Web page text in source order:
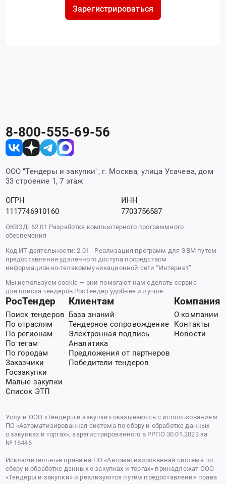
Зарегистрироваться
8-800-555-69-56
ООО "Тендеры и закупки", г. Москва, улица Усачева, дом
33 строение 1, 7 этаж
ОГРН
1117746910160
ИНН
7703756587
ОКВЭД: 62.01 Разработка компьютерного программного
обеспечения
Код ИТ-деятельности: 2.01 - Реализация программ для ЭВМ путем
предоставления удаленного доступа посредством
информационно-телекоммуникационной сети “Интернет”
Мы используем cookie — они помогают нам сделать сервис
для поиска тендеров РосТендер удобнее и лучше
РосТендер
Поиск тендеров
По отраслям
По регионам
По тегам
По городам
Заказчики
Госзакупки
Малые закупки
Список ЭТП
Клиентам
База знаний
Тендерное сопровождение
Электронная подпись
Аналитика
Предложения от партнеров
Победители тендеров
Компания
О компании
Контакты
Новости
Услуги ООО «Тендеры и закупки» оказываются с использованием
ПО «Автоматизированная система по сбору и обработке данных
о закупках и торгах», зарегистрированного в РРПО 30.01.2023 за
№ 16446
Исключительные права на ПО «Автоматизированная система по
сбору и обработке данных о закупках и торгах» принадлежат ООО
«Тендеры и закупки» и реализуются путём предоставления права